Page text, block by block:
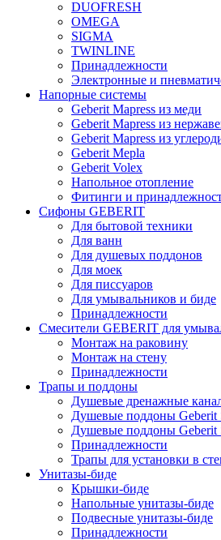
DUOFRESH
OMEGA
SIGMA
TWINLINE
Принадлежности
Электронные и
Напорные системы
Geberit Mapress из меди
Geberit Mapress из
Geberit Mapress из
Geberit Mepla
Geberit Volex
Напольное отопление
Фитинги и
Сифоны GEBERIT
Для бытовой техники
Для ванн
Для душевых поддонов
Для моек
Для писсуаров
Для умывальников и биде
Принадлежности
Смесители GEBERIT для
Монтаж на раковину
Монтаж на стену
Принадлежности
Трапы и поддоны
Душевые дренажные
Душевые поддоны Geberit
Душевые поддоны Geberit
Принадлежности
Трапы для установки в
Унитазы-биде
Крышки-биде
Напольные унитазы-биде
Подвесные унитазы-биде
Принадлежности